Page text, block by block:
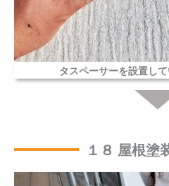
タスペーサーを設置し
１８ 屋根